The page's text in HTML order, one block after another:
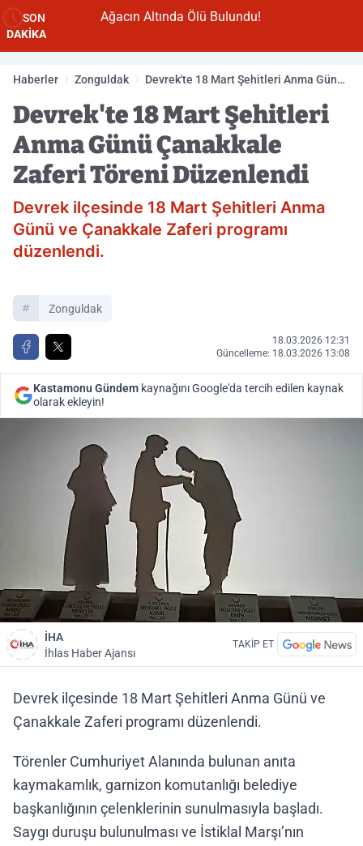
SON
DAKİKA
Ağacın Altında Ölü Bulundu!
Haberler Zonguldak
Devrek'te 18 Mart Şehitleri Anma Günü
Devrek'te 18 Mart Şehitleri
Anma Günü Çanakkale
Zaferi Töreni Düzenlendi
Devrek ilçesinde 18 Mart Şehitleri Anma
Günü ve Çanakkale Zaferi programı
düzenlendi.
Zonguldak
18.03.2026 12:31
Güncelleme: 18.03.2026 13:08
Kastamonu Gündem kaynağını Google'da tercih edilen kaynak
olarak ekleyin!
İHA
İhlas Haber Ajansı
TAKİP ET
Devrek ilçesinde 18 Mart Şehitleri Anma Günü ve
Çanakkale Zaferi programı düzenlendi.
Törenler Cumhuriyet Alanında bulunan anıta
kaymakamlık, garnizon komutanlığı belediye
başkanlığının çelenklerinin sunulmasıyla başladı.
Saygı duruşu bulunulması ve İstiklal Marşı’nın